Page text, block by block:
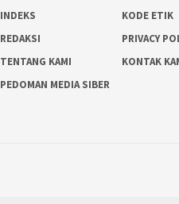
INDEKS KODE ETIK
REDAKSI
PRIVACY
TENTANG KAMI
KONTAK
PEDOMAN MEDIA SIBER